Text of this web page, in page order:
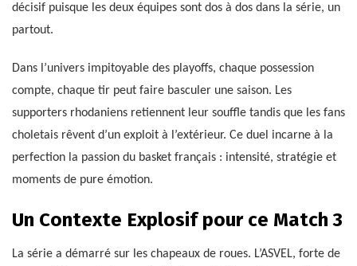
décisif puisque les deux équipes sont dos à dos dans la série, un
partout.
Dans l’univers impitoyable des playoffs, chaque possession
compte, chaque tir peut faire basculer une saison. Les
supporters rhodaniens retiennent leur souffle tandis que les fans
choletais rêvent d’un exploit à l’extérieur. Ce duel incarne à la
perfection la passion du basket français : intensité, stratégie et
moments de pure émotion.
Un Contexte Explosif pour ce Match 3
La série a démarré sur les chapeaux de roues. L’ASVEL, forte de